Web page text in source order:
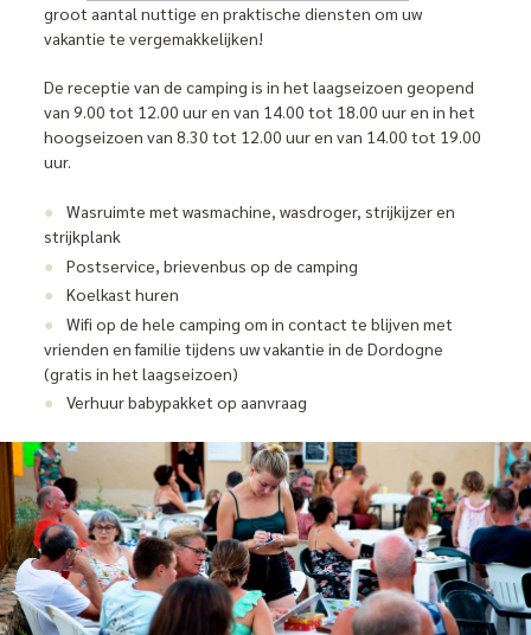
groot aantal nuttige en praktische diensten om uw
vakantie te vergemakkelijken!
De receptie van de camping is in het laagseizoen geopend
van 9.00 tot 12.00 uur en van 14.00 tot 18.00 uur en in het
hoogseizoen van 8.30 tot 12.00 uur en van 14.00 tot 19.00
uur.
Wasruimte met wasmachine, wasdroger, strijkijzer en
strijkplank
Postservice, brievenbus op de camping
Koelkast huren
Wifi op de hele camping om in contact te blijven met
vrienden en familie tijdens uw vakantie in de Dordogne
(gratis in het laagseizoen)
Verhuur babypakket op aanvraag